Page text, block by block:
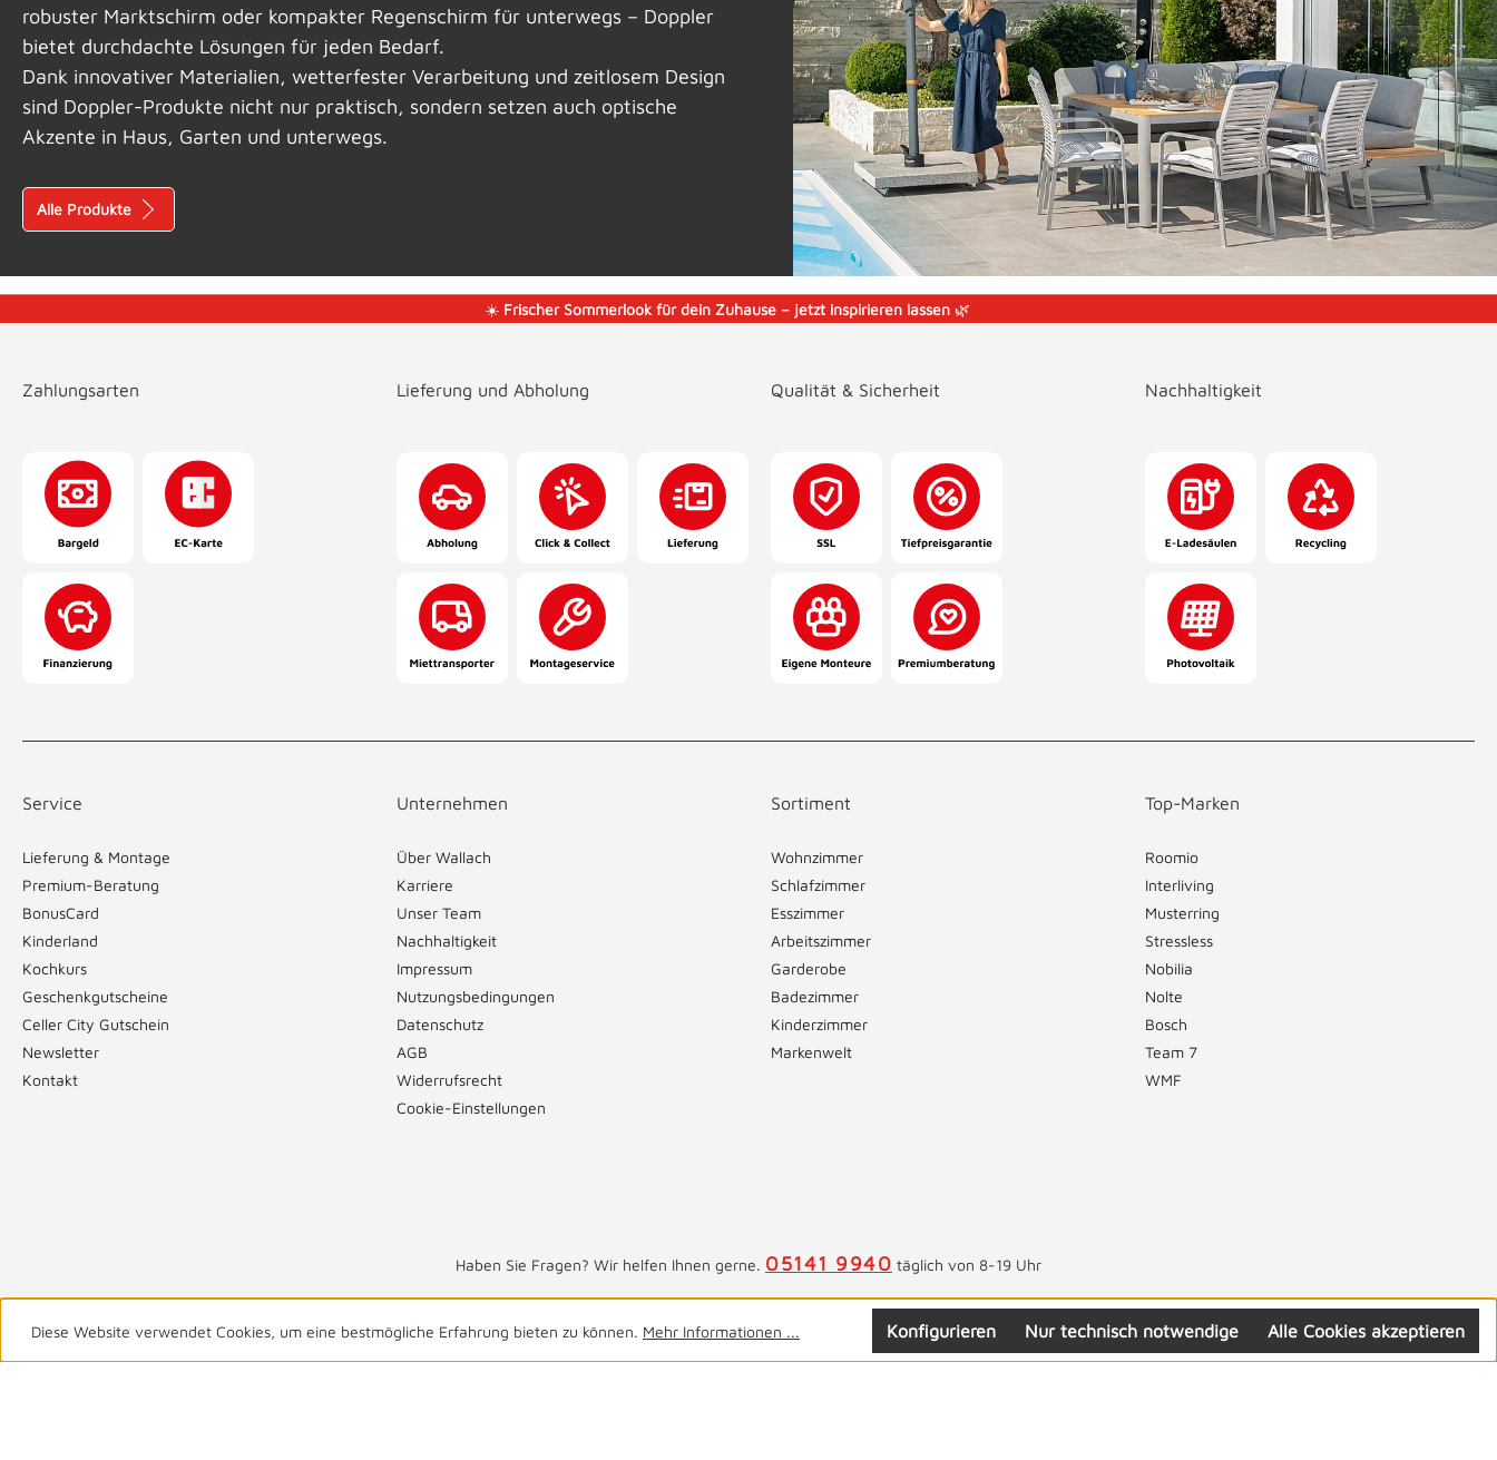
robuster Marktschirm oder kompakter Regenschirm für unterwegs – Doppler
bietet durchdachte Lösungen für jeden Bedarf.
Dank innovativer Materialien, wetterfester Verarbeitung und zeitlosem Design
sind Doppler-Produkte nicht nur praktisch, sondern setzen auch optische
Akzente in Haus, Garten und unterwegs.
Alle Produkte
☀️ Frischer Sommerlook für dein Zuhause – jetzt inspirieren lassen 🌿
Zahlungsarten Lieferung und Abholung Qualität & Sicherheit Nachhaltigkeit
Service
Lieferung & Montage
Premium-Beratung
BonusCard
Kinderland
Kochkurs
Geschenkgutscheine
Celler City Gutschein
Newsletter
Kontakt
Unternehmen
Über Wallach
Karriere
Unser Team
Nachhaltigkeit
Impressum
Nutzungsbedingungen
Datenschutz
AGB
Widerrufsrecht
Cookie-Einstellungen
Sortiment
Wohnzimmer
Schlafzimmer
Esszimmer
Arbeitszimmer
Garderobe
Badezimmer
Kinderzimmer
Markenwelt
Top-Marken
Roomio
Interliving
Musterring
Stressless
Nobilia
Nolte
Bosch
Team 7
WMF
Haben Sie Fragen? Wir helfen Ihnen gerne. 05141 9940 täglich von 8-19 Uhr
Diese Website verwendet Cookies, um eine bestmögliche Erfahrung bieten zu können. Mehr Informationen ... Nur technisch notwendige
Konfigurieren Alle Cookies akzeptieren